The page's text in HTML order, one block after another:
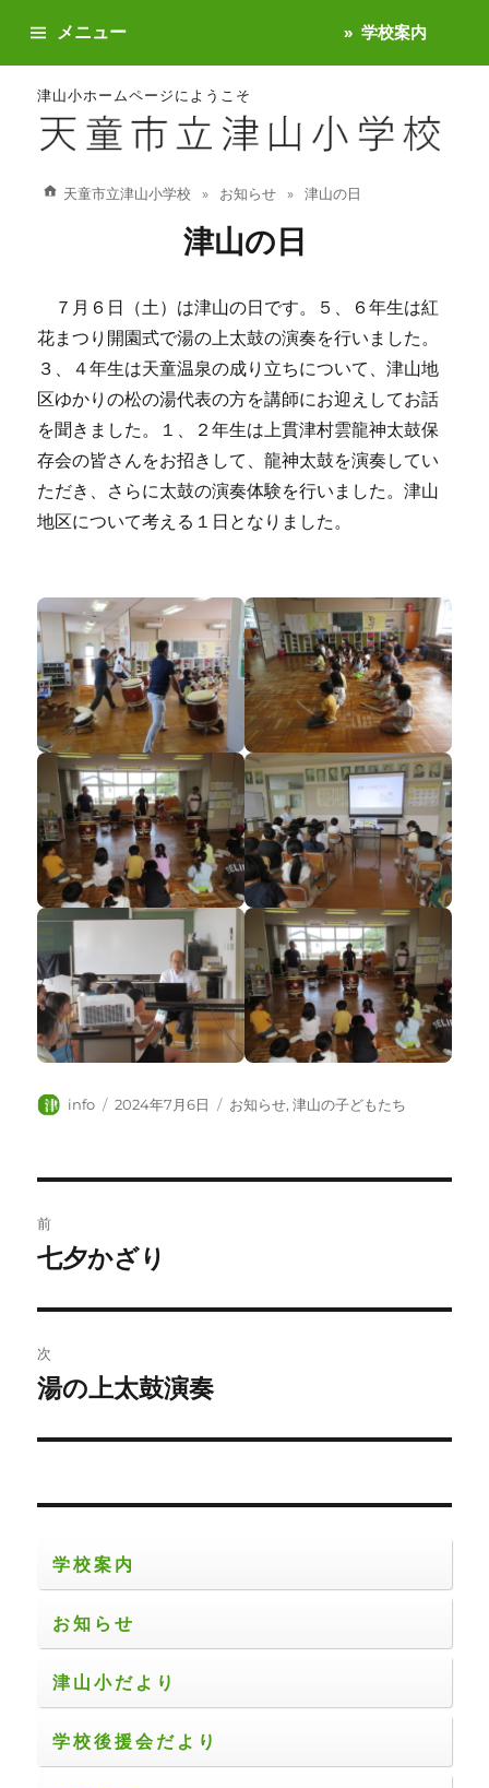
津山小ホームページにようこそ
メニュー 学校案内
天童市立津山小学校 お知らせ 津山の日
津山の日
７月６日（土）は津山の日です。５、６年生は紅
花まつり開園式で湯の上太鼓の演奏を行いました。
３、４年生は天童温泉の成り立ちについて、津山地
区ゆかりの松の湯代表の方を講師にお迎えしてお話
を聞きました。１、２年生は上貫津村雲龍神太鼓保
存会の皆さんをお招きして、龍神太鼓を演奏してい
ただき、さらに太鼓の演奏体験を行いました。津山
地区について考える１日となりました。
投
info
投
2024年7月6日
カ
お知らせ,津山の子どもたち
稿
ビ
ゲ
ー
ン
前
前
投
稿:
七夕かざり
次
次
投
湯の上太鼓演奏
学校案内
お知らせ
津山小だより
学校後援会だより